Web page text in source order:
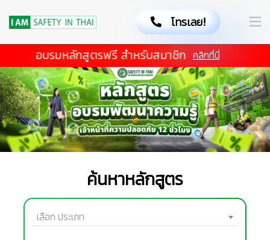
โทรเลย!
อบรมหลักสูตรฟรี สำหรับสมาชิก คลิกที่นี่
ค้นหาหลักสูตร
เลือก ประเภท